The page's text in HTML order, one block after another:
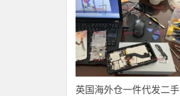
英国海外仓一件代发二手